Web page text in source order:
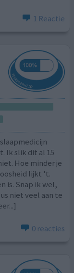
1 Reactie
Ik slik dit al 15
Hoe minder je
lijkt 't.
is. Snap ik wel,
niet veel aan te
0 reacties